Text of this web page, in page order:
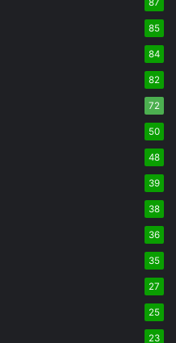
87
85
84
82
72
50
48
39
38
36
35
27
25
23